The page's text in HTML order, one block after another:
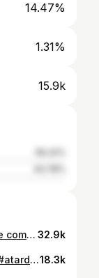
14.47%
1.31%
15.9k
Así hablan los Trujillanos. Quiero que comentes todas esas palabras y expresiones que solo se dicen en el estado Trujillo. 32.9k
Quiero ver mil atardeceres más ❤️‍🩹 #atardecer #atardeceres #puestadelsol #travelblogger18.3k